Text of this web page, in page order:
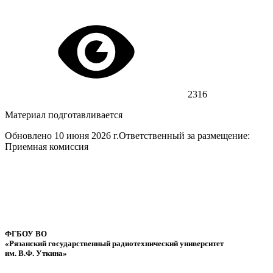
2316
Материал подготавливается
Обновлено 10 июня 2026 г.Ответственный за размещение:
Приемная комиссия
ФГБОУ ВО
«Рязанский государственный радиотехнический университет
им. В.Ф. Уткина»